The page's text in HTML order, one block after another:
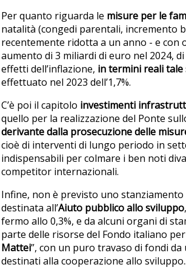
Per quanto riguarda le misure per le
natalità (congedi parentali, incremento
recentemente ridotta a un anno - e con
aumento di 3 miliardi di euro nel 2024,
effetti dell’inflazione, in termini reali tale
effettuato nel 2023 dell’1,7%.
C’è poi il capitolo investimenti
quello per la realizzazione del Ponte
derivante dalla prosecuzione delle
cioè di interventi di lungo periodo in
indispensabili per colmare i ben noti
competitor internazionali.
Infine, non è previsto uno
destinata all’Aiuto pubblico allo sviluppo
fermo allo 0,3%, e da alcuni organi di
parte delle risorse del Fondo italiano
Mattei”, con un puro travaso di fondi
destinati alla cooperazione allo sviluppo..